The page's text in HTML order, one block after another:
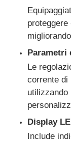
Contattaci
Casi
gruppo
Set
set di
Parametri
Le
corrente di
utilizzando
Display
Include